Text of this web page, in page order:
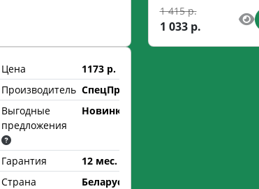
1 415 р.
1 033 р.
Цена
1173 р.
Производитель СпецПрофРесурс
Выгодные
предложения
Новинка
Гарантия
12 мес.
Страна
Беларусь